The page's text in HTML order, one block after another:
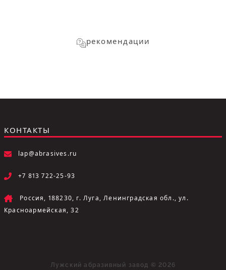
рекомендации
КОНТАКТЫ
lap@abrasives.ru
+7 813 722-25-93
Россия, 188230, г. Луга, Ленинградская обл., ул.
Красноармейская, 32
Лужский абразивный завод © 2026